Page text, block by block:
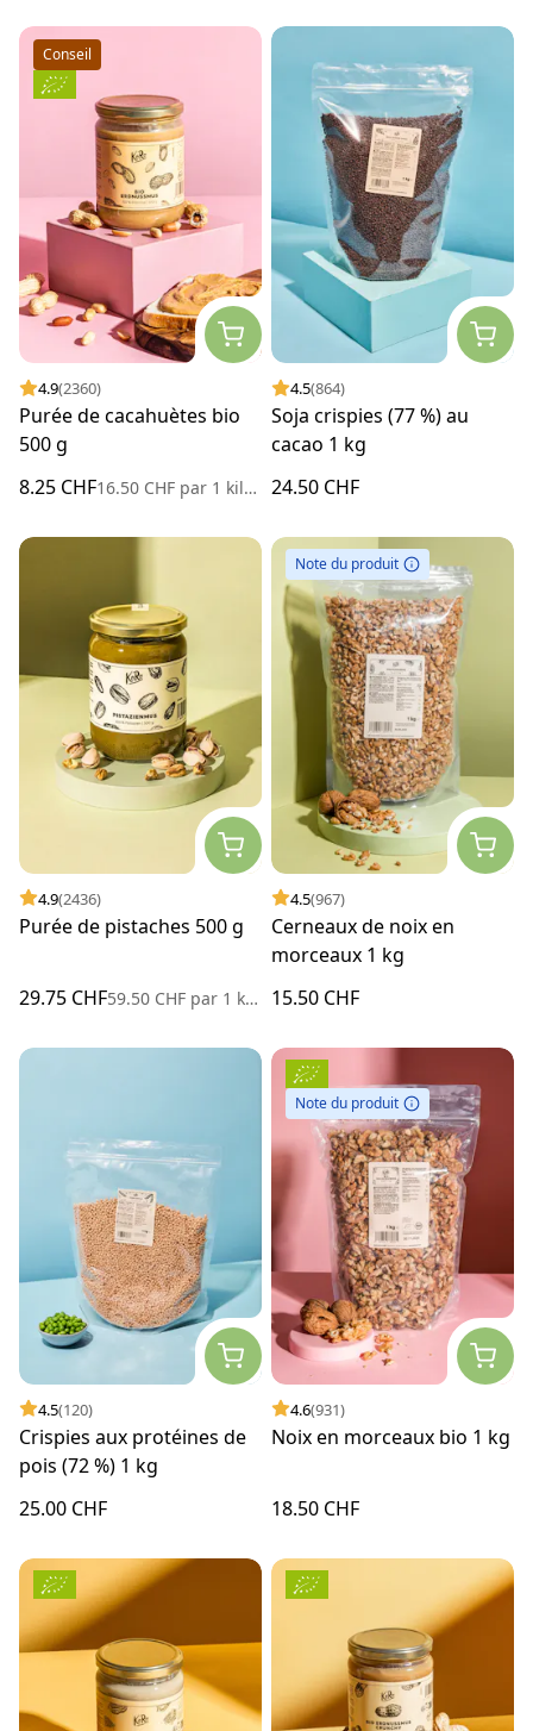
Conseil
4.9(2360)
Purée de cacahuètes bio
500 g
8.25 CHF16.50 CHF par 1 kilogramme
4.5(864)
Soja crispies (77 %) au
cacao 1 kg
24.50 CHF
4.9(2436)
Purée de pistaches 500 g
29.75 CHF59.50 CHF par 1 kilogramme
Note du produit
4.5(967)
Cerneaux de noix en
morceaux 1 kg
15.50 CHF
4.5(120)
Crispies aux protéines de
pois (72 %) 1 kg
25.00 CHF
Note du produit
4.6(931)
Noix en morceaux bio 1 kg
18.50 CHF